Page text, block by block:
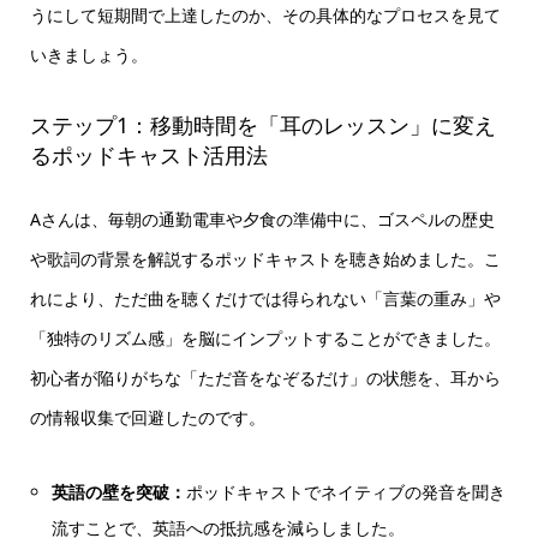
うにして短期間で上達したのか、その具体的なプロセスを見て
いきましょう。
ステップ1：移動時間を「耳のレッスン」に変え
るポッドキャスト活用法
Aさんは、毎朝の通勤電車や夕食の準備中に、ゴスペルの歴史
や歌詞の背景を解説するポッドキャストを聴き始めました。こ
れにより、ただ曲を聴くだけでは得られない「言葉の重み」や
「独特のリズム感」を脳にインプットすることができました。
初心者が陥りがちな「ただ音をなぞるだけ」の状態を、耳から
の情報収集で回避したのです。
英語の壁を突破： ポッドキャストでネイティブの発音を聞き
流すことで、英語への抵抗感を減らしました。